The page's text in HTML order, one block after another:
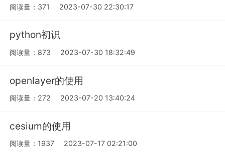
阅读量：371 2023-07-30 22:30:17
python初识
阅读量：873 2023-07-30 18:32:49
openlayer的使用
阅读量：272 2023-07-20 13:40:24
cesium的使用
阅读量：1937 2023-07-17 02:21:00